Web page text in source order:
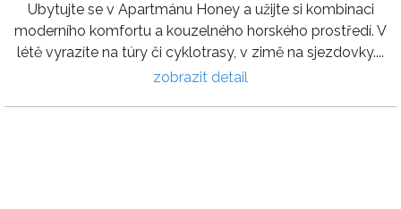
Ubytujte se v Apartmánu Honey a užijte si kombinaci
moderního komfortu a kouzelného horského prostředí. V
létě vyrazíte na túry či cyklotrasy, v zimě na sjezdovky....
zobrazit detail